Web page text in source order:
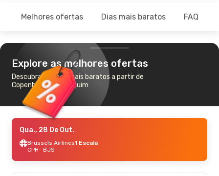
Melhores ofertas Dias mais baratos FAQ
Explore as melhores ofertas
Descubra os voos mais baratos a partir de
Copenhaga para Pequim
Qua., 28 De Out.
Brussels Airlines1 Escala
CPH- BJS